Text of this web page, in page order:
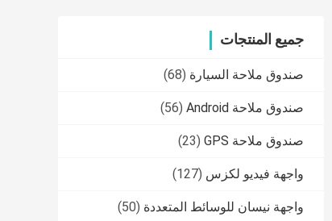
جميع المنتجات
صندوق ملاحة السيارة (68)
صندوق ملاحة Android (56)
صندوق ملاحة GPS (23)
واجهة فيديو لكزس (127)
واجهة نيسان للوسائط المتعددة (50)